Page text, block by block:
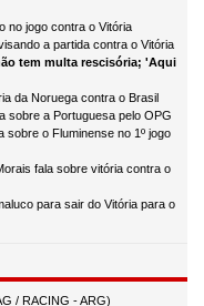
no jogo contra o Vitória
a partida contra o Vitória
tem multa rescisória; 'Aqui
da Noruega contra o Brasil
sobre a Portuguesa pelo OPG
sobre o Fluminense no 1º jogo
fala sobre vitória contra o
para sair do Vitória para o